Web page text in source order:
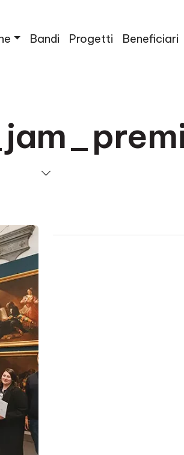
Bandi Progetti Beneficiari